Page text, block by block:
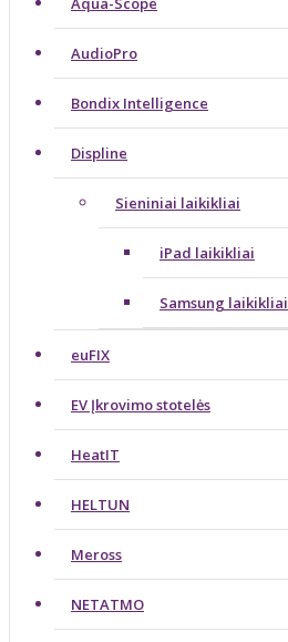
AudioPro
Bondix Intelligence
Displine
Sieniniai laikikliai
iPad laikikliai
Samsung laikikliai
euFIX
EV Įkrovimo stotelės
HeatIT
HELTUN
Meross
NETATMO